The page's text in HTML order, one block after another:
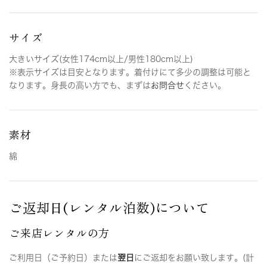
サイズ
大きいサイズ(女性174cm以上/男性180cm以上)
※表示サイズは目安となります。着付けにて多少の調整は可能と
なります。身長の高い方でも、まずはお問合せ ください。
素材
綿
ご返却日(レンタル泊数)について
ご来店レンタルの方
ご利用日（ご予約日）または翌日 にご返却をお願い致します。(計